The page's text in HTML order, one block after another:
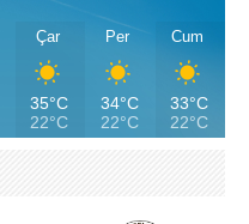
Çar
35°C
22°C
Per
34°C
22°C
Cum
33°C
22°C